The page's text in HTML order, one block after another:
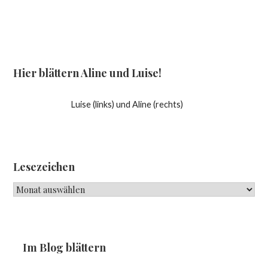
Hier blättern Aline und Luise!
Luise (links) und Aline (rechts)
Lesezeichen
Lesezeichen
Im Blog blättern